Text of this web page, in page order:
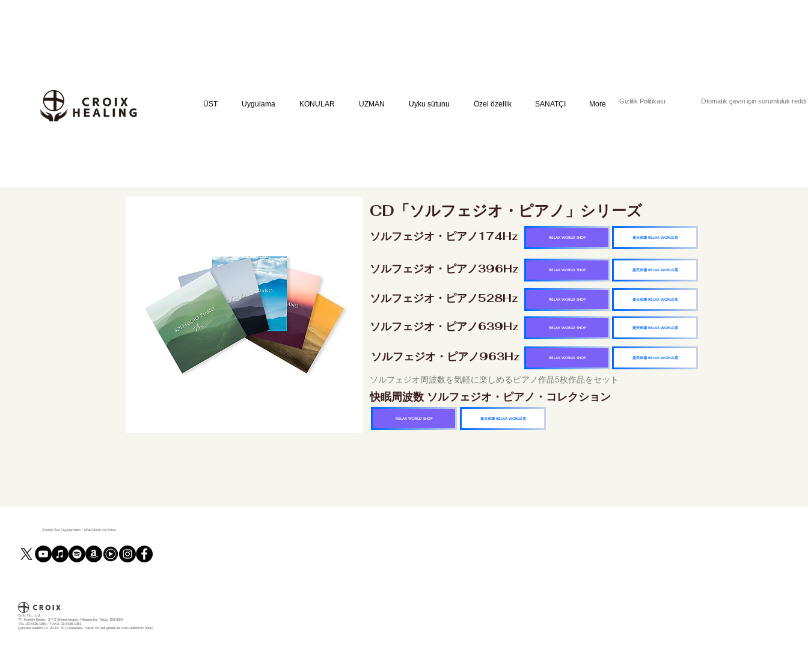
ÜST Uygulama KONULAR UZMAN Uyku sütunu Özel özellik SANATÇI More Gizlilik Politikası Otomatik çeviri için sorumluluk reddi
CD「ソルフェジオ・ピアノ」シリーズ
ソルフェジオ・ピアノ174Hz 楽天市場 RELAX WORLD店
RELAX WORLD SHOP
ソルフェジオ・ピアノ396Hz 楽天市場 RELAX WORLD店
RELAX WORLD SHOP
ソルフェジオ・ピアノ528Hz 楽天市場 RELAX WORLD店
RELAX WORLD SHOP
ソルフェジオ・ピアノ639Hz 楽天市場 RELAX WORLD店
RELAX WORLD SHOP
ソルフェジオ・ピアノ963Hz 楽天市場 RELAX WORLD店
RELAX WORLD SHOP
ソルフェジオ周波数を気軽に楽しめるピアノ作品5枚作品をセット
快眠周波数 ソルフェジオ・ピアノ・コレクション
RELAX WORLD SHOP 楽天市場 RELAX WORLD店
Günlük Ses Uygulamaları | Şifalı Müzik ve Video
Croix Co., Ltd.
7F, Konishi Binası, 3-7-2 Shimomeguro, Meguro-ku, Tokyo 153-0064
TEL 03-5436-1960 / FAKS 03-5436-1961
Çalışma saatleri 10: 00-19: 00 (Cumartesi, Pazar ve tatil günleri ile özel tatillerimiz hariç)